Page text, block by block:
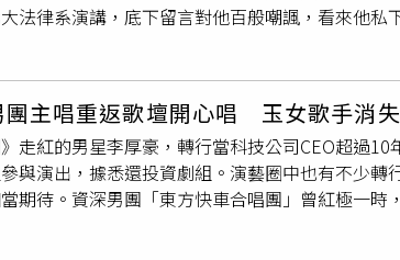
費」。「我們真的超笨的」，簡奇陞無奈表示，
心痛之處在於從小就立志要當老師，為了夢想一
」，好在她在今年順利畢業，也自知拋頭露面、
。
法律系演講，底下留言對他百般嘲諷，看來他私
一段錄音檔。根據錄音內容，呂秋遠對著小孩生
生下來，那也趕快決定比較好，因為我沒有辦法
挖出7年前的一篇文章，當時台北大學法律系邀
識知名律師呂秋遠的，可在5月16日於法院104教
。貼文一出後，引來北大學生與校友的嘲諷， 「
的怎麼改行當小說家嗎」 、 「這是傳說中法律
遠2018年、2019年的爭議新聞，當時他就被爆
主唱重返歌壇開心唱 玉女歌手消
走紅的男星李厚豪，轉行當科技公司CEO超過
與演出，據悉還投資劇組。演藝圈中也有不少轉
期待。資深男團「東方快車合唱團」曾紅極一時
唱姚可傑打擊很大，他便決定乾脆去做生意，
年金馬獎及錄製《雨生歡禧城》才又露面，2006